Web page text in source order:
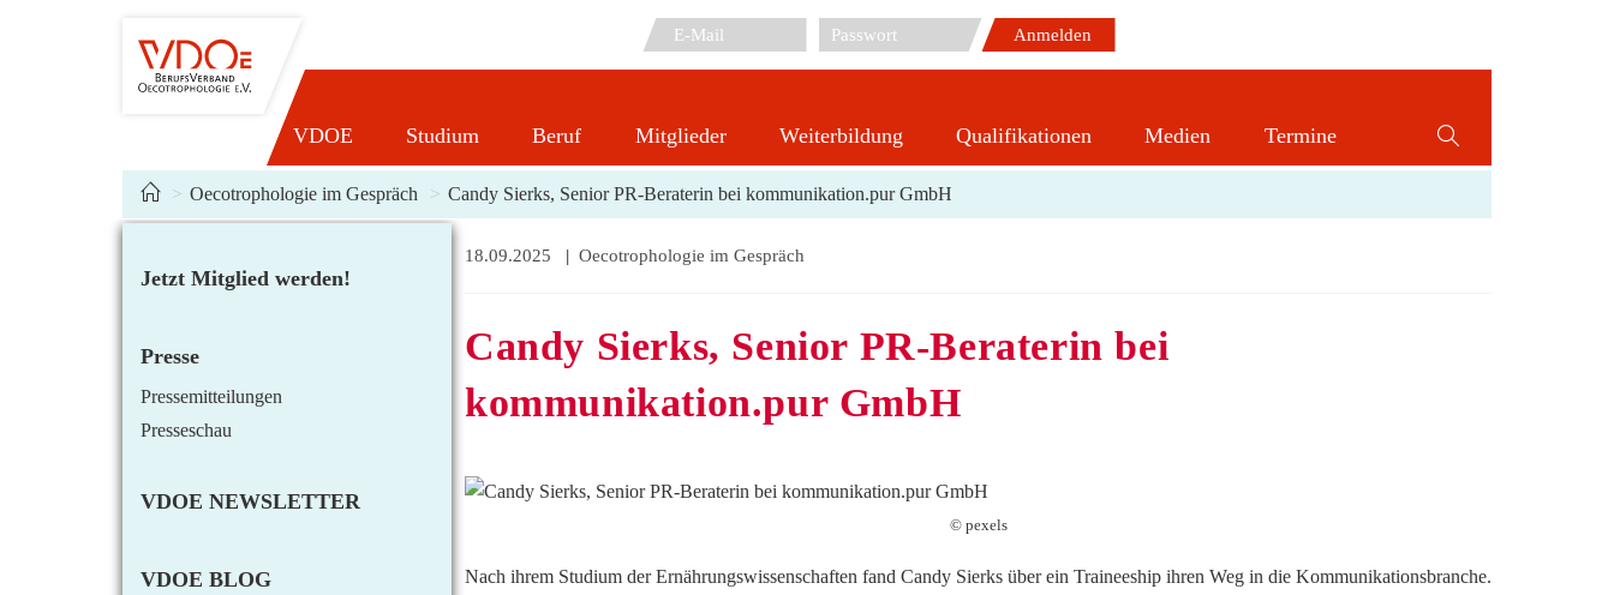
VDOE Studium Beruf Mitglieder Weiterbildung Qualifikationen Medien Termine
Website-
Suche
umschalten
Blog
> Oecotrophologie im Gespräch > Candy Sierks, Senior PR-Beraterin bei kommunikation.pur GmbH
Beitrag
18.09.2025
Beitrags-
Oecotrophologie im Gespräch
Candy Sierks, Senior PR-Beraterin bei
kommunikation.pur GmbH
© pexels
Nach ihrem Studium der Ernährungswissenschaften fand Candy Sierks über ein Traineeship ihren Weg in die Kommunikationsbranche.
Jetzt Mitglied werden!
Presse
Pressemitteilungen
Presseschau
VDOE NEWSLETTER
VDOE BLOG